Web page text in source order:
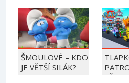
ŠMOULOVÉ – KDO
JE VĚTŠÍ SILÁK?